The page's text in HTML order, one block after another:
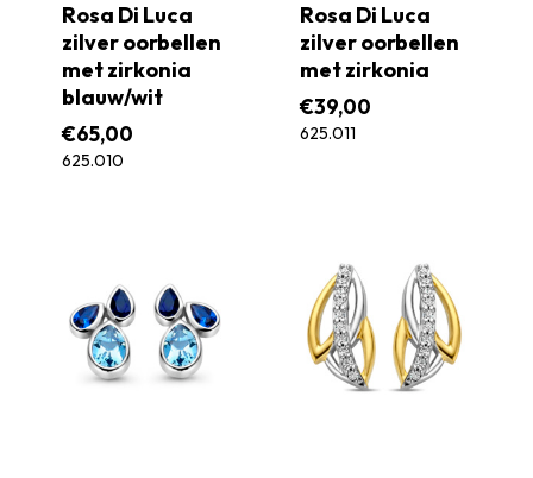
Rosa Di Luca
zilver oorbellen
met zirkonia
blauw/wit
€65,00
625.010
Rosa Di Luca
zilver oorbellen
met zirkonia
€39,00
625.011